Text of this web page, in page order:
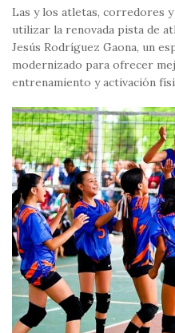
Las y los atletas, corredores
utilizar la renovada pista de
Jesús Rodríguez Gaona, un
modernizado para ofrecer
entrenamiento y activación